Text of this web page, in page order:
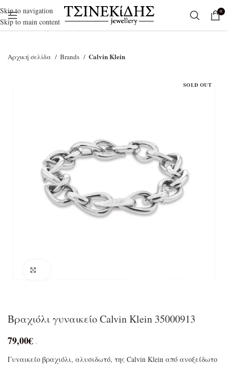
Skip to navigation
Skip to main content
0
Αρχική σελίδα Brands Calvin Klein
SOLD OUT
Βραχιόλι γυναικείο Calvin Klein 35000913
79,00€ .
Γυναικείο βραχιόλι, αλυσιδωτό, της Calvin Klein από ανοξείδωτο
Ξεκινήστε να γράφετε για να βρείτε τα προϊόντα που αναζητάτε.